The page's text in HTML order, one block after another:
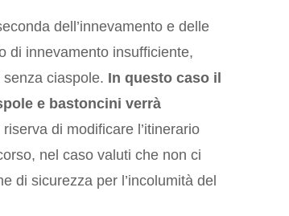
dell’innevamento e delle
di innevamento insufficiente,
senza ciaspole. In questo caso il
e bastoncini verrà
di modificare l’itinerario
nel caso valuti che non ci
di sicurezza per l’incolumità del